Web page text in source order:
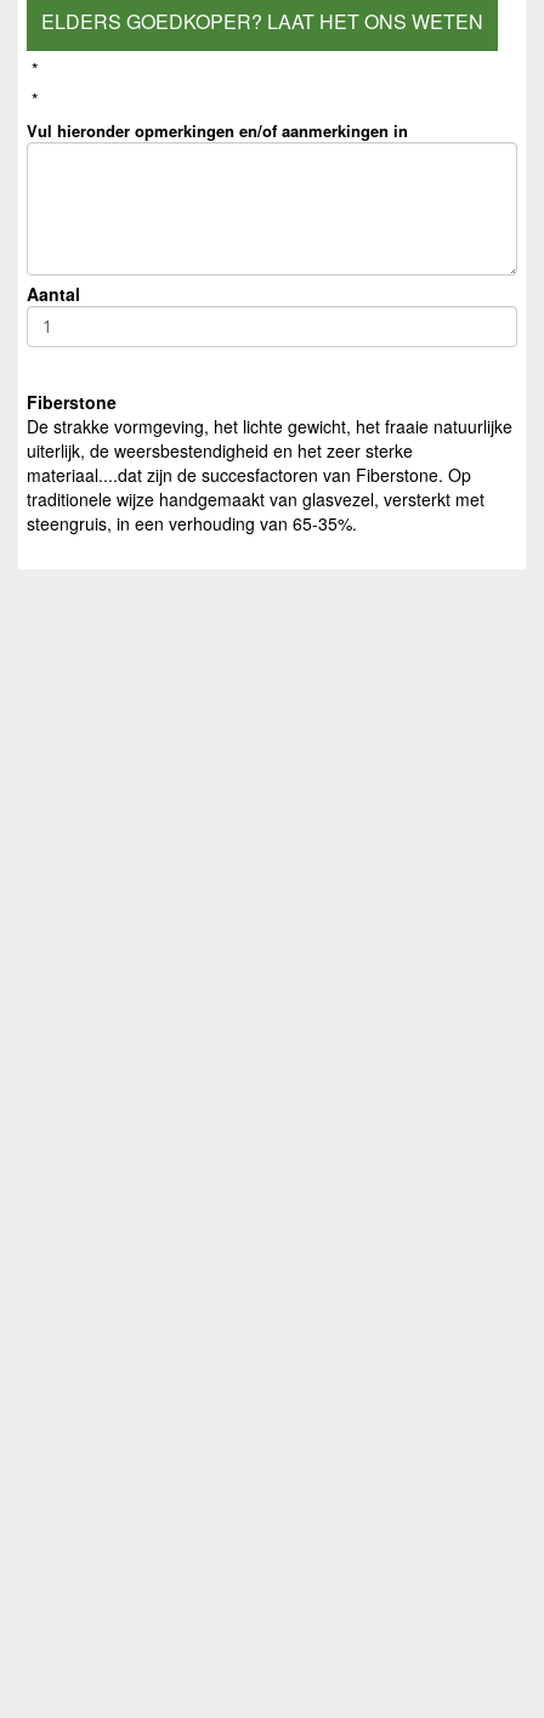
ELDERS GOEDKOPER? LAAT HET ONS WETEN
*
*
Vul hieronder opmerkingen en/of aanmerkingen in
Aantal
Fiberstone
De strakke vormgeving, het lichte gewicht, het fraaie natuurlijke
uiterlijk, de weersbestendigheid en het zeer sterke
materiaal....dat zijn de succesfactoren van Fiberstone. Op
traditionele wijze handgemaakt van glasvezel, versterkt met
steengruis, in een verhouding van 65-35%.